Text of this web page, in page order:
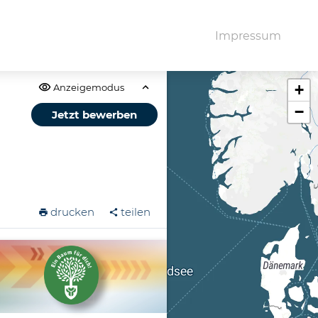
Impressum
Anzeigemodus
Jetzt bewerben
drucken teilen
+
−